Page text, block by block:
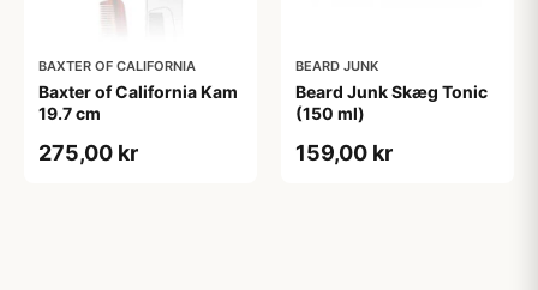
BAXTER OF CALIFORNIA
Baxter of California Kam
19.7 cm
275,00 kr
BEARD JUNK
Beard Junk Skæg Tonic
(150 ml)
159,00 kr